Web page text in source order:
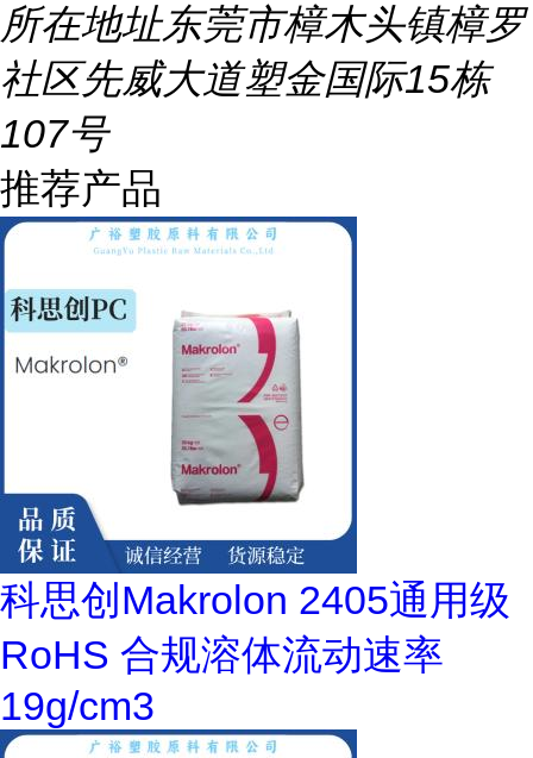
所在地址东莞市樟木头镇樟罗
社区先威大道塑金国际15栋
107号
推荐产品
科思创Makrolon 2405通用级
RoHS 合规溶体流动速率
19g/cm3